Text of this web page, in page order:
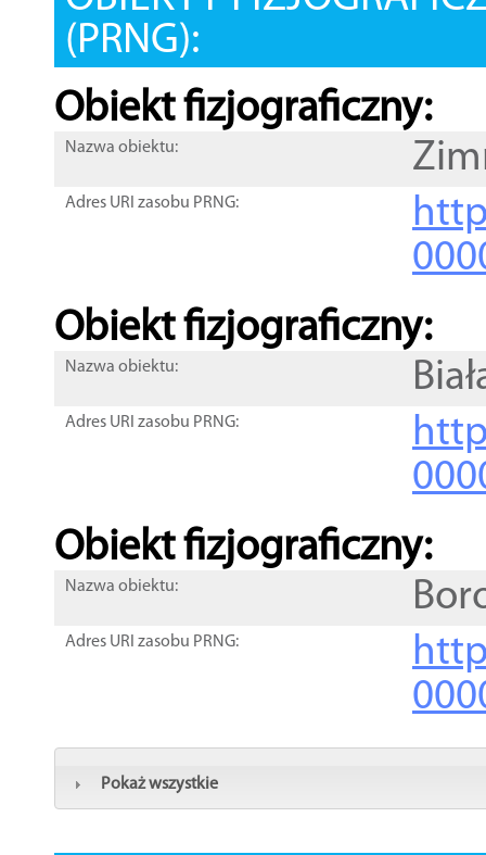
(PRNG):
Obiekt fizjograficzny:
Nazwa obiektu:
Adres URI zasobu PRNG:
Obiekt fizjograficzny:
Nazwa obiektu:
Adres URI zasobu PRNG:
Obiekt fizjograficzny:
Nazwa obiektu:
Adres URI zasobu PRNG:
Pokaż wszystkie